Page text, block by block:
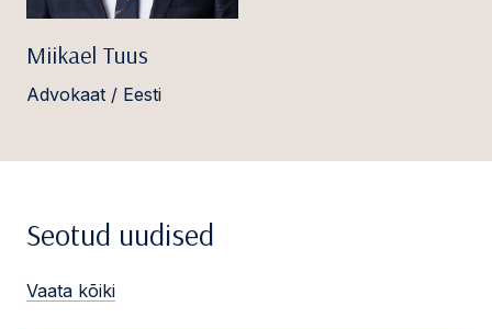
Miikael Tuus
Advokaat / Eesti
Seotud uudised
Vaata kõiki